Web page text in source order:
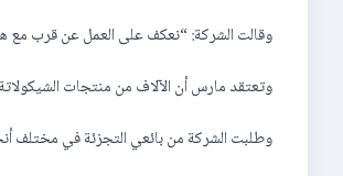
وقالت الشركة: “نعكف على العمل عن قرب مع
وتعتقد مارس أن الآلاف من منتجات الشيكولاتة
وطلبت الشركة من بائعي التجزئة في مختلف